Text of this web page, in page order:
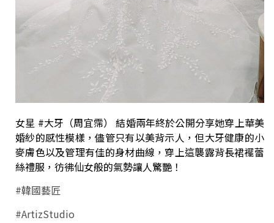
女星 #大牙（周宜霈） 結婚兩年終於公開分享她穿上華美
婚紗的感性模樣，儘管只有以美背示人，但大牙健康的小
麥膚色以及管理有佳的身材曲線，穿上這襲露背長裙襬蕾
絲禮服，彷彿仙女般的氣勢讓人驚艷！
#韓國藝匠
#ArtizStudio